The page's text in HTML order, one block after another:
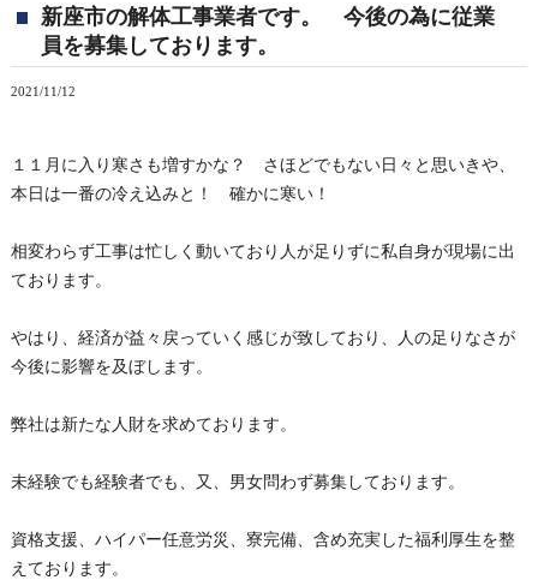
新座市の解体工事業者です。 今後の為に従業
員を募集しております。
2021/11/12
１１月に入り寒さも増すかな？ さほどでもない日々と思いきや、
本日は一番の冷え込みと！ 確かに寒い！
相変わらず工事は忙しく動いており人が足りずに私自身が現場に出
ております。
やはり、経済が益々戻っていく感じが致しており、人の足りなさが
今後に影響を及ぼします。
弊社は新たな人財を求めております。
未経験でも経験者でも、又、男女問わず募集しております。
資格支援、ハイパー任意労災、寮完備、含め充実した福利厚生を整
えております。